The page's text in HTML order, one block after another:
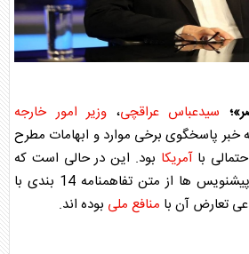
سیدعباس عراقچی، وزیر امور خارجه
خبر پاسخگوی برخی موارد و ابهامات مطرح
باآمریکا بود. این در حالی است که
ها از متن تفاهمنامه
تعارض آن با منافع ملی بوده اند.